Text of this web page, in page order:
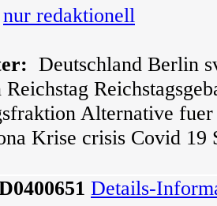
nur redaktionell
Deutschland Berlin
Alternative
Krise crisis Covid 19
Details-